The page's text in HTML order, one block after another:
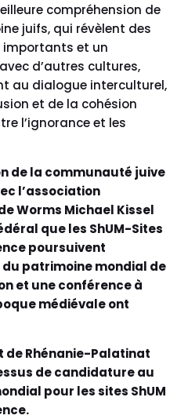
compréhension de
juifs, qui révèlent des
importants et un
d’autres cultures,
au dialogue interculturel,
et de la cohésion
l’ignorance et les
de la communauté juive
l’association
Worms Michael Kissel
que les ShUM-Sites
poursuivent
du patrimoine mondial de
et une conférence à
médiévale ont
de Rhénanie-Palatinat
de candidature au
pour les sites ShUM